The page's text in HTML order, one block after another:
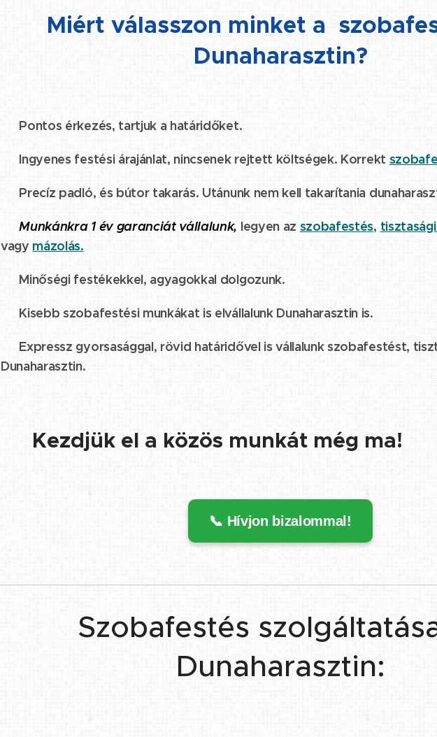
Miért válasszon minket a
Dunaharasztin?
☑️ Pontos érkezés, tartjuk a határidőket.
☑️ Ingyenes festési árajánlat, nincsenek rejtett költségek. Korrekt
☑️ Precíz padló, és bútor takarás. Utánunk nem kell takarítania
☑️Munkánkra 1 év garanciát vállalunk, legyen az szobafestés,
vagy mázolás.
☑️ Minőségi festékekkel, agyagokkal dolgozunk.
☑️ Kisebb szobafestési munkákat is elvállalunk Dunaharasztin is.
☑️ Expressz gyorsasággal, rövid határidővel is vállalunk szobafestést,
Dunaharasztin.
👉 Kezdjük el a közös munkát még ma!
📞 Hívjon bizalommal!
Szobafestés
Dunaharasztin: